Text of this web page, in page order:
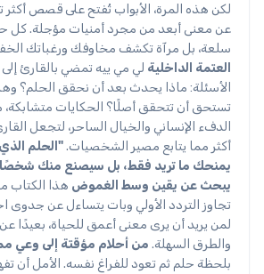
لكن هذه المرة، الأبواب تُفتح على قصص أكثر
عن معنى أبعد من مجرد أمنيات مؤجلة. كل
سلعة، بل مرآة تكشف مخاوفك ورغباتك
العتمة الداخلية لي مي ييه تمضي بالقارئ
الأسئلة: ماذا يحدث بعد أن نحقق الحلم؟
تستحق أن تتحقق أصلًا؟ الحكايات متشابكة،
الدفء الإنساني والخيال الساحر، لتجعل
أكثر مما يتابع مصير الشخصيات."الحلم
يمنحك ما تريد فقط، بل سيصنع منك
يبحث عن يقين وسط الغموض هذا الكتاب
تجاوز التردد الأولي وبات يتساءل عن جدوى
لمن يريد أن يرى معنى أعمق للحياة، بعيدًا
والطرق السهلة. من أحلام مؤقتة إلى وعي
بلحظة حلم ثم تعود للفراغ نفسه. الأمل أن